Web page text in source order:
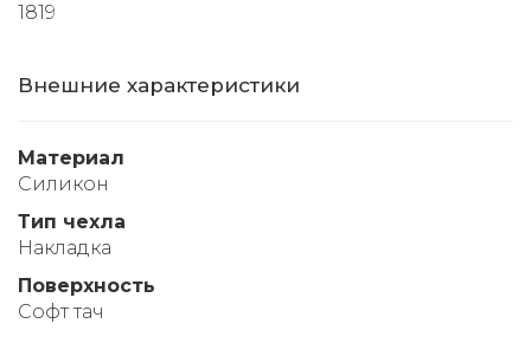
1819
Внешние характеристики
Материал
Силикон
Тип чехла
Накладка
Поверхность
Софт тач